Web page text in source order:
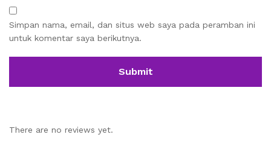
Simpan nama, email, dan situs web saya pada peramban ini
untuk komentar saya berikutnya.
There are no reviews yet.